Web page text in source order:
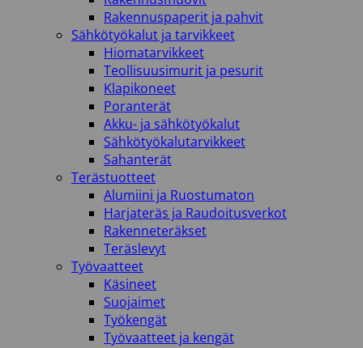
Rakennuspaperit ja pahvit
Sähkötyökalut ja tarvikkeet
Hiomatarvikkeet
Teollisuusimurit ja pesurit
Klapikoneet
Poranterät
Akku- ja sähkötyökalut
Sähkötyökalutarvikkeet
Sahanterät
Terästuotteet
Alumiini ja Ruostumaton
Harjateräs ja Raudoitusverkot
Rakenneteräkset
Teräslevyt
Työvaatteet
Käsineet
Suojaimet
Työkengät
Työvaatteet ja kengät